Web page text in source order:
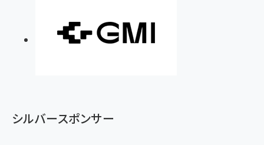
シルバースポンサー